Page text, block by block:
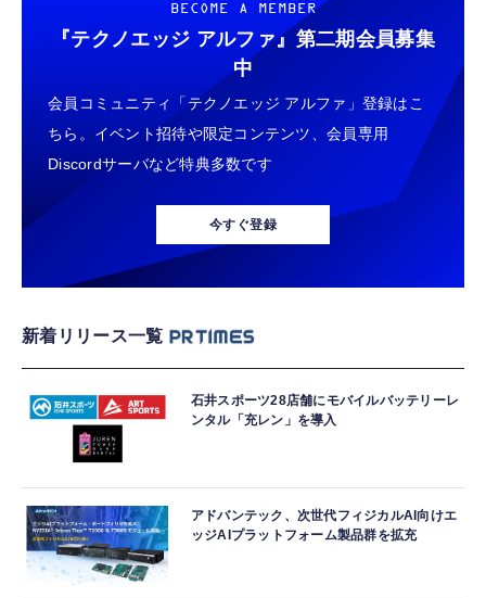
BECOME A MEMBER
『テクノエッジ アルファ』 第二期会員募集
中
会員コミュニティ「テクノエッジ アルファ」登録はこ
ちら。イベント招待や限定コンテンツ、会員専用
Discordサーバなど特典多数です
今すぐ登録
新着リリース一覧
石井スポーツ28店舗にモバイルバッテリーレ
ンタル「充レン」を導入
アドバンテック、次世代フィジカルAI向けエ
ッジAIプラットフォーム製品群を拡充